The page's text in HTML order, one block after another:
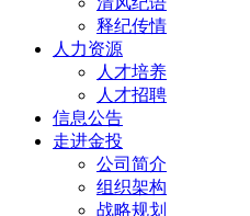
释纪传情
人力资源
人才培养
人才招聘
信息公告
走进金投
公司简介
组织架构
战略规划